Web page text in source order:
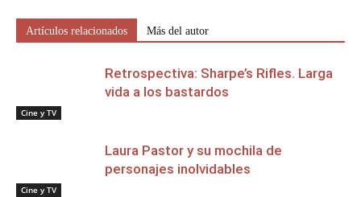
Artículos relacionados Más del autor
Cine y TV
Retrospectiva: Sharpe’s Rifles. Larga
vida a los bastardos
Cine y TV
Laura Pastor y su mochila de
personajes inolvidables